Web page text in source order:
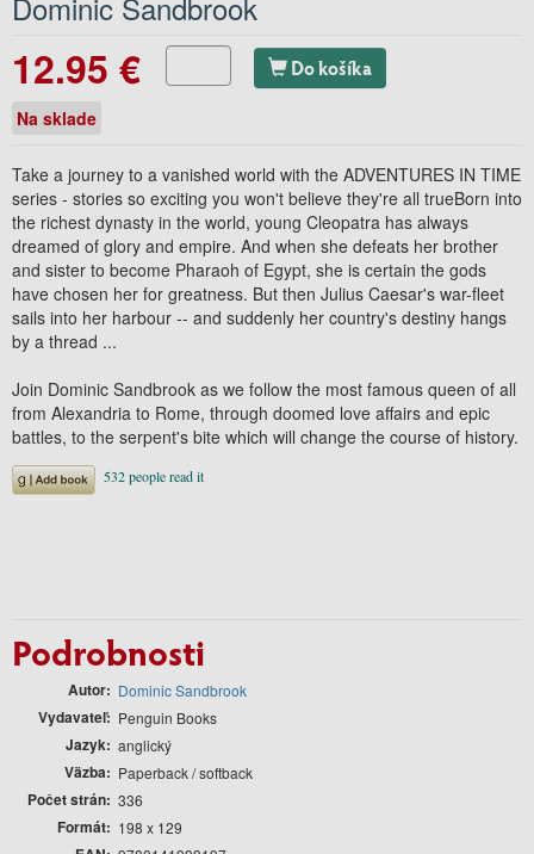
12.95 € Do košíka
Na sklade
Take a journey to a vanished world with the ADVENTURES IN TIME
series - stories so exciting you won't believe they're all trueBorn into
the richest dynasty in the world, young Cleopatra has always
dreamed of glory and empire. And when she defeats her brother
and sister to become Pharaoh of Egypt, she is certain the gods
have chosen her for greatness. But then Julius Caesar's war-fleet
sails into her harbour -- and suddenly her country's destiny hangs
by a thread ...
Join Dominic Sandbrook as we follow the most famous queen of all
from Alexandria to Rome, through doomed love affairs and epic
battles, to the serpent's bite which will change the course of history.
Podrobnosti
Autor Dominic Sandbrook
Vydavateľ Penguin Books
Jazyk anglický
Väzba Paperback / softback
Počet strán 336
Formát 198 x 129